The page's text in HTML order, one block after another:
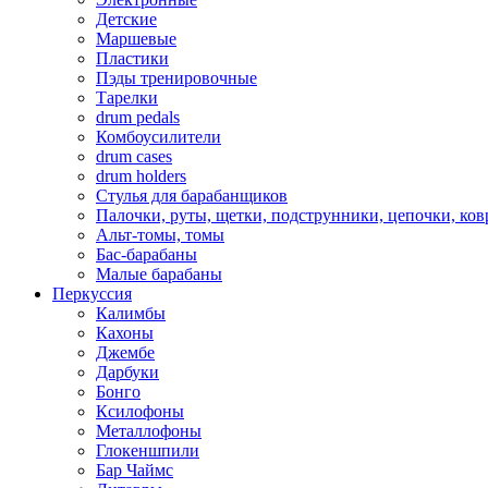
Детские
Маршевые
Пластики
Пэды тренировочные
Тарелки
drum pedals
Комбоусилители
drum cases
drum holders
Стулья для барабанщиков
Палочки, руты, щетки, подструнники, цепочки,
Альт-томы, томы
Бас-барабаны
Малые барабаны
Перкуссия
Калимбы
Кахоны
Джембе
Дарбуки
Бонго
Ксилофоны
Металлофоны
Глокеншпили
Бар Чаймс